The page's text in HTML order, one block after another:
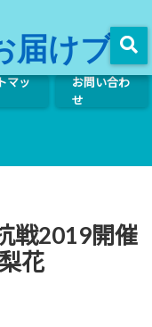
届けブ
マッ
お問い合わ
せ
戦2019開催
花